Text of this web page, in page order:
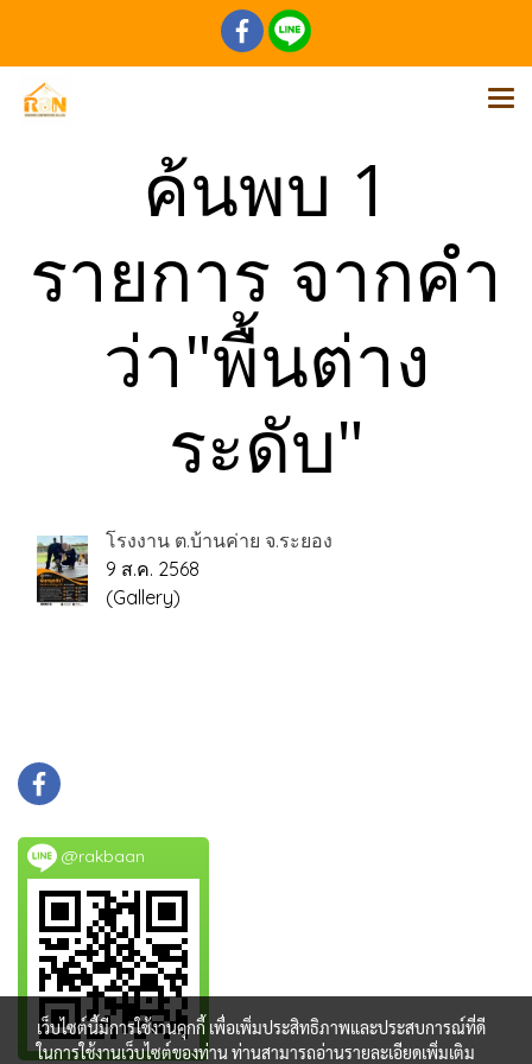
ค้นพบ 1
รายการ จากคำ
ว่า"พื้นต่าง
ระดับ"
โรงงาน ต.บ้านค่าย จ.ระยอง
9 ส.ค. 2568
(Gallery)
@rakbaan
เว็บไซต์นี้มีการใช้งานคุกกี้ เพื่อเพิ่มประสิทธิภาพและประสบการณ์ที่ดี
ในการใช้งานเว็บไซต์ของท่าน ท่านสามารถอ่านรายละเอียดเพิ่มเติม